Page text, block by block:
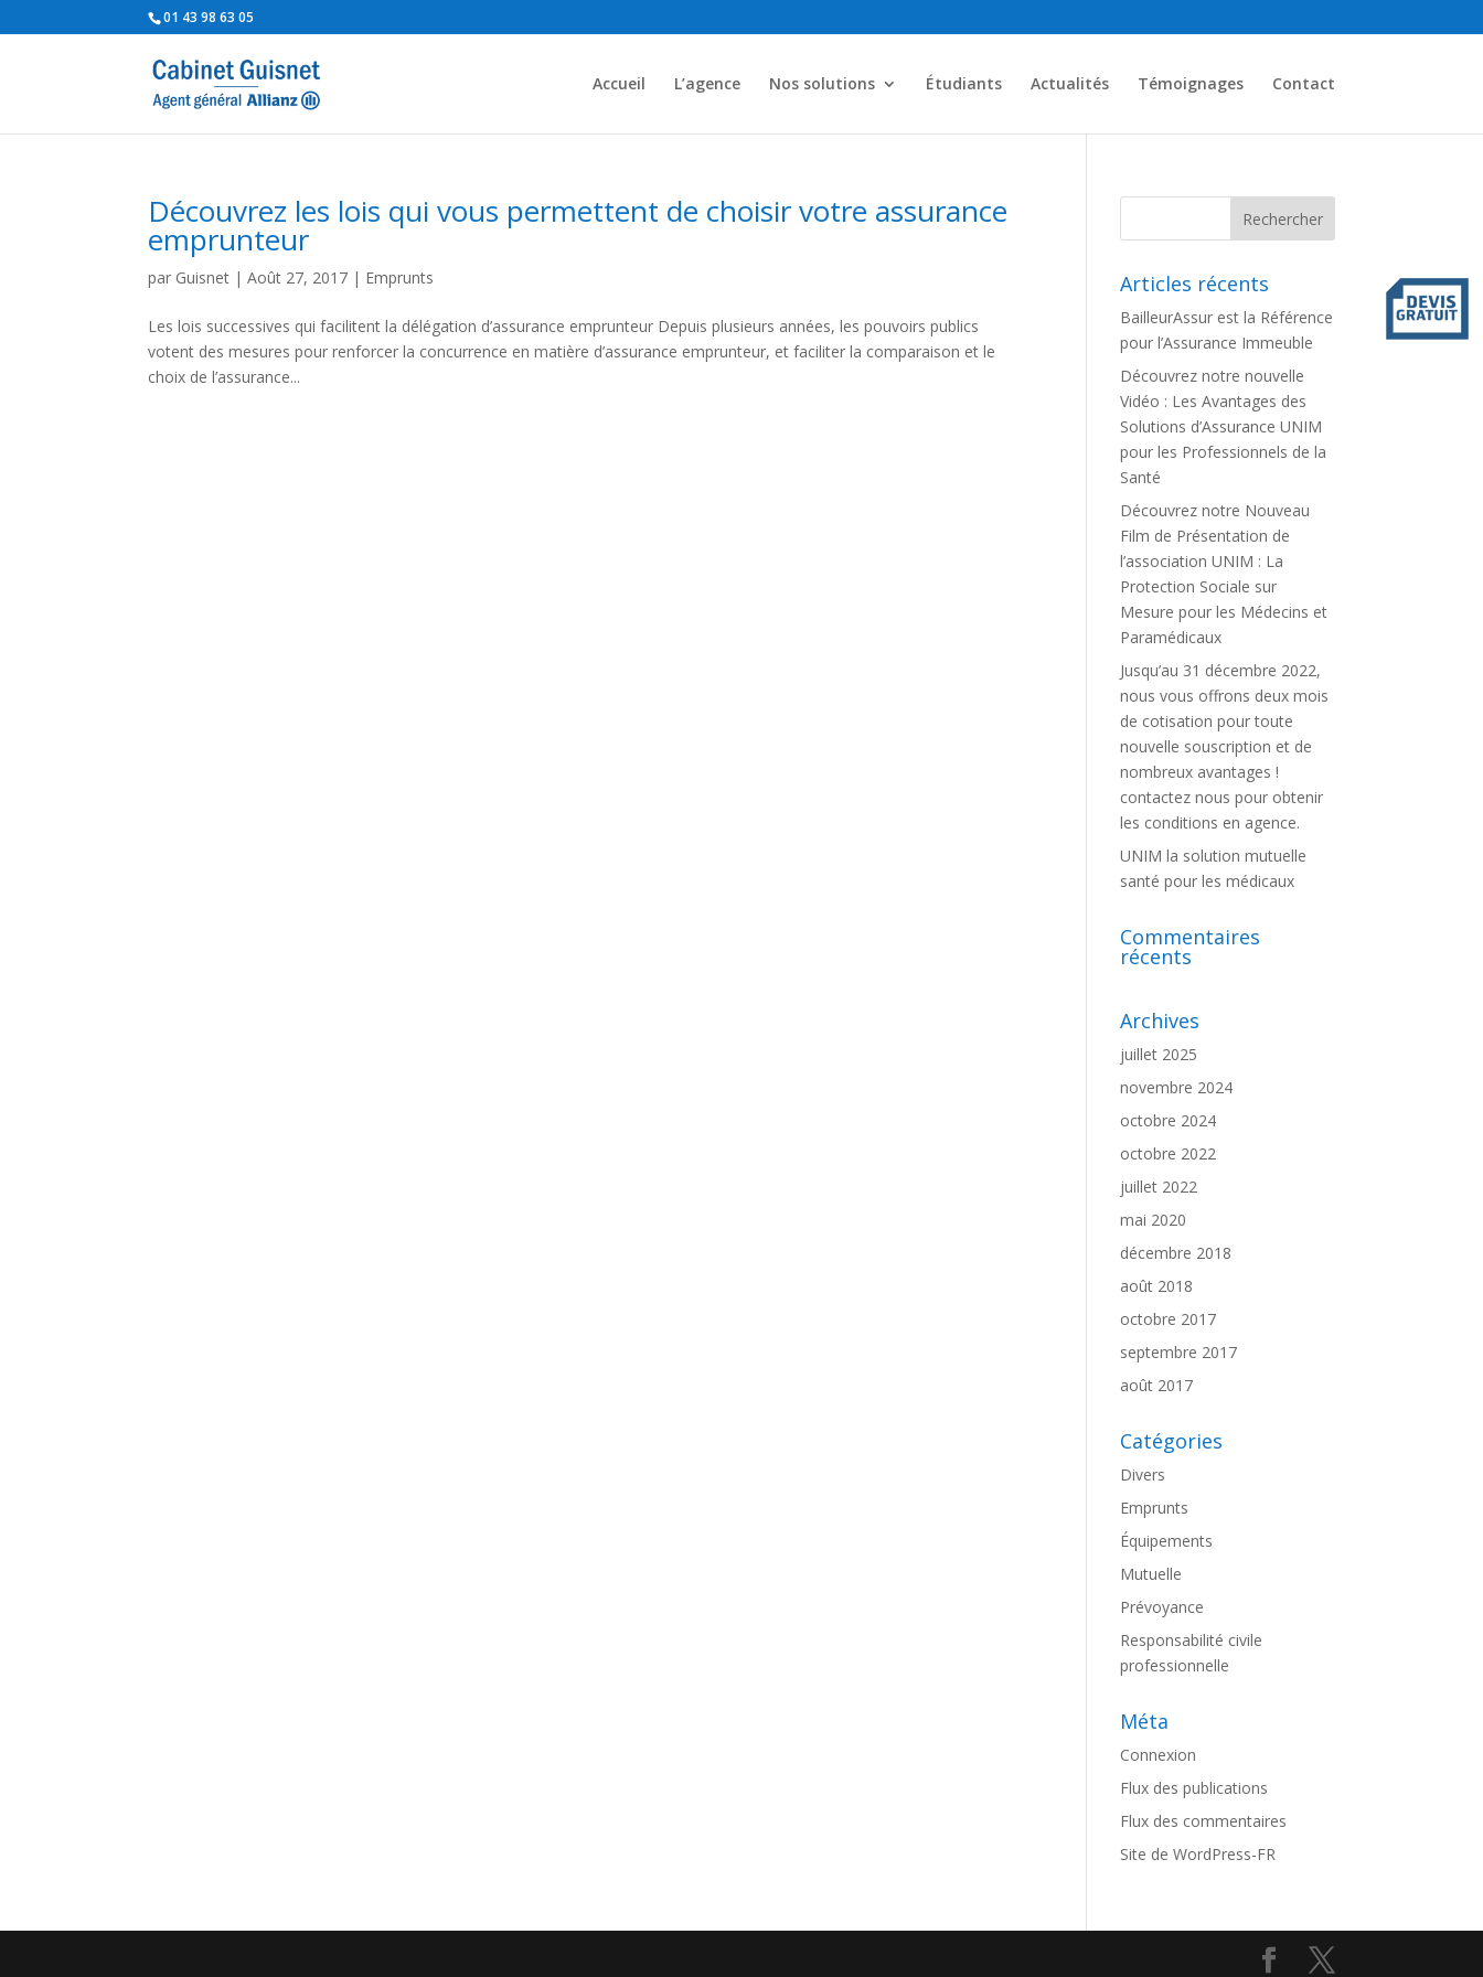
01 43 98 63 05
Accueil L’agence Nos solutions Étudiants Actualités Témoignages Contact
Découvrez les lois qui vous permettent de choisir votre assurance
emprunteur
par Guisnet |Août 27, 2017 | Emprunts
Les lois successives qui facilitent la délégation d’assurance emprunteur Depuis plusieurs années, les pouvoirs publics
votent des mesures pour renforcer la concurrence en matière d’assurance emprunteur, et faciliter la comparaison et le
choix de l’assurance...
Articles récents
BailleurAssur est la Référence
pour l’Assurance Immeuble
Découvrez notre nouvelle
Vidéo : Les Avantages des
Solutions d’Assurance UNIM
pour les Professionnels de la
Santé
Découvrez notre Nouveau
Film de Présentation de
l’association UNIM : La
Protection Sociale sur
Mesure pour les Médecins et
Paramédicaux
Jusqu’au 31 décembre 2022,
nous vous offrons deux mois
de cotisation pour toute
nouvelle souscription et de
nombreux avantages !
contactez nous pour obtenir
les conditions en agence.
UNIM la solution mutuelle
santé pour les médicaux
Commentaires
récents
Archives
juillet 2025
novembre 2024
octobre 2024
octobre 2022
juillet 2022
mai 2020
décembre 2018
août 2018
octobre 2017
septembre 2017
août 2017
Catégories
Divers
Emprunts
Équipements
Mutuelle
Prévoyance
Responsabilité civile
professionnelle
Méta
Connexion
Flux des publications
Flux des commentaires
Site de WordPress-FR